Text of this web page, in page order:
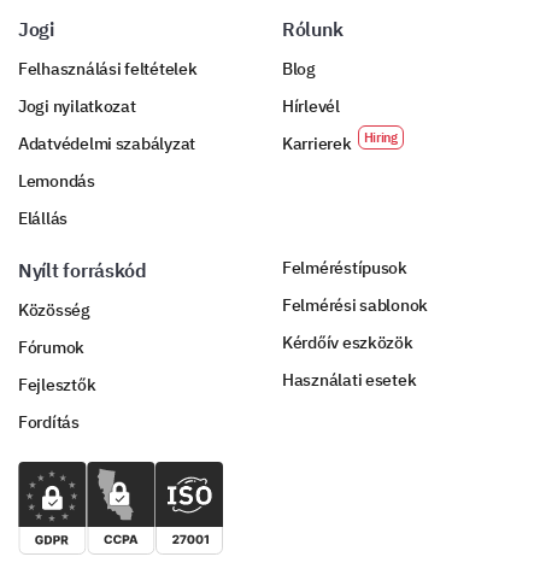
Jogi
Felhasználási feltételek
Jogi nyilatkozat
Adatvédelmi szabályzat
Lemondás
Elállás
Rólunk
Blog
Hírlevél
Karrierek
Nyílt forráskód
Közösség
Fórumok
Fejlesztők
Fordítás
Felméréstípusok
Felmérési sablonok
Kérdőív eszközök
Használati esetek